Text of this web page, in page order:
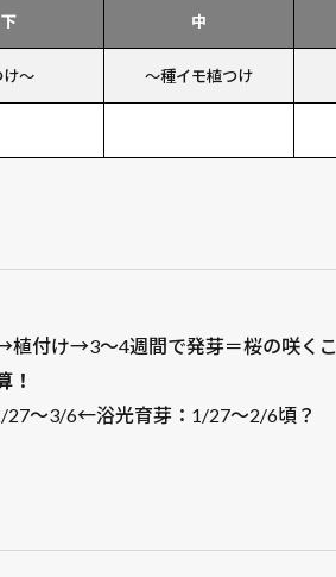
下 中
け～ ～種イモ植つけ
植付け→3～4週間で発芽＝桜の咲く
！
～3/6←浴光育芽：1/27～2/6頃？